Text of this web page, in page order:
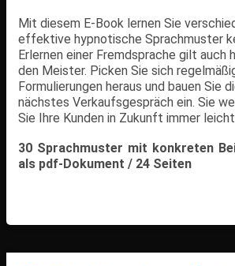
Mit diesem E-Book lernen Sie
effektive hypnotische Sprachmuster
Erlernen einer Fremdsprache gilt auch
den Meister. Picken Sie sich
Formulierungen heraus und bauen Sie
nächstes Verkaufsgespräch ein. Sie
Sie Ihre Kunden in Zukunft immer
30 Sprachmuster mit konkreten
als pdf-Dokument / 24 Seiten